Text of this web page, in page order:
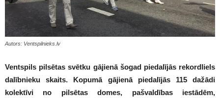
Autors: Ventspilnieks.lv
Ventspils pilsētas svētku gājienā šogad piedalījās rekordliels
dalībnieku skaits. Kopumā gājienā piedalījās 115 dažādi
kolektīvi no pilsētas domes, pašvaldības iestādēm,